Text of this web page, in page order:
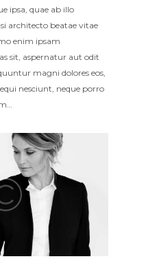
ipsa, quae ab illo
architecto beatae vitae
enim ipsam
sit, aspernatur aut odit
magni dolores eos,
nesciunt, neque porro